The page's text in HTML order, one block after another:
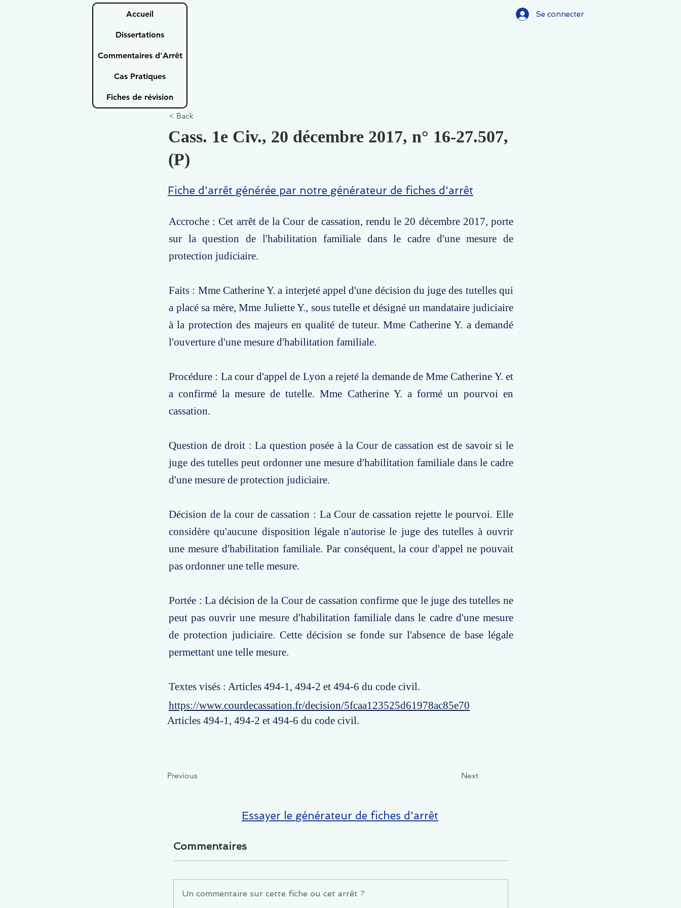
Accueil
Dissertations
Commentaires d'Arrêt
Cas Pratiques
Fiches de révision
Se connecter
< Back
Cass. 1e Civ., 20 décembre 2017, n° 16-27.507,
(P)
Fiche d'arrêt générée par notre générateur de fiches d'arrêt
Accroche : Cet arrêt de la Cour de cassation, rendu le 20 décembre 2017, porte
sur la question de l'habilitation familiale dans le cadre d'une mesure de
protection judiciaire.
Faits : Mme Catherine Y. a interjeté appel d'une décision du juge des tutelles qui
a placé sa mère, Mme Juliette Y., sous tutelle et désigné un mandataire judiciaire
à la protection des majeurs en qualité de tuteur. Mme Catherine Y. a demandé
l'ouverture d'une mesure d'habilitation familiale.
Procédure : La cour d'appel de Lyon a rejeté la demande de Mme Catherine Y. et
a confirmé la mesure de tutelle. Mme Catherine Y. a formé un pourvoi en
cassation.
Question de droit : La question posée à la Cour de cassation est de savoir si le
juge des tutelles peut ordonner une mesure d'habilitation familiale dans le cadre
d'une mesure de protection judiciaire.
Décision de la cour de cassation : La Cour de cassation rejette le pourvoi. Elle
considère qu'aucune disposition légale n'autorise le juge des tutelles à ouvrir
une mesure d'habilitation familiale. Par conséquent, la cour d'appel ne pouvait
pas ordonner une telle mesure.
Portée : La décision de la Cour de cassation confirme que le juge des tutelles ne
peut pas ouvrir une mesure d'habilitation familiale dans le cadre d'une mesure
de protection judiciaire. Cette décision se fonde sur l'absence de base légale
permettant une telle mesure.
Textes visés : Articles 494-1, 494-2 et 494-6 du code civil.
https://www.courdecassation.fr/decision/5fcaa123525d61978ac85e70
Articles 494-1, 494-2 et 494-6 du code civil.
Previous Next
Essayer le générateur de fiches d'arrêt
Commentaires
Un commentaire sur cette fiche ou cet arrêt ?